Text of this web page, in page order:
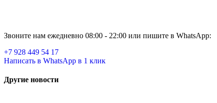
Звоните нам ежедневно 08:00 - 22:00 или пишите в WhatsApp:
+7 928 449 54 17
Написать в WhatsApp в 1 клик
Другие новости